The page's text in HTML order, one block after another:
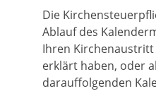
Die
Ablauf des
Ihren
erklärt haben, oder
darauffolgenden